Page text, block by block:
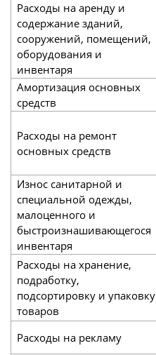
Расходы на аренду и
содержание зданий,
сооружений, помещений,
оборудования и
инвентаря
Амортизация основных
средств
Расходы на ремонт
основных средств
Износ санитарной и
специальной одежды,
малоценного и
быстроизнашивающегося
инвентаря
Расходы на хранение,
подработку,
подсортировку и упаковку
товаров
Расходы на рекламу